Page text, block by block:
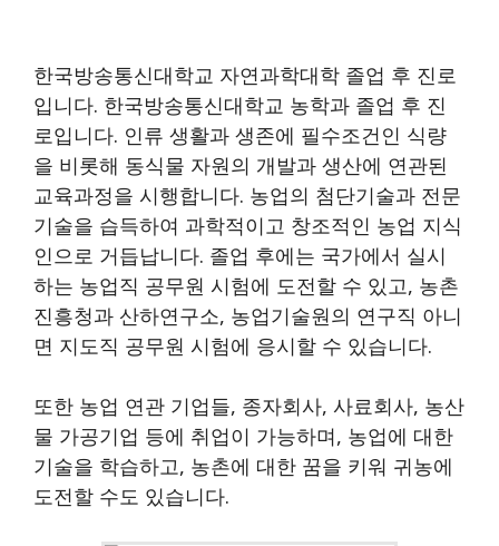
한국방송통신대학교 자연과학대학 졸업 후 진로
입니다. 한국방송통신대학교 농학과 졸업 후 진
로입니다. 인류 생활과 생존에 필수조건인 식량
을 비롯해 동식물 자원의 개발과 생산에 연관된
교육과정을 시행합니다. 농업의 첨단기술과 전문
기술을 습득하여 과학적이고 창조적인 농업 지식
인으로 거듭납니다. 졸업 후에는 국가에서 실시
하는 농업직 공무원 시험에 도전할 수 있고, 농촌
진흥청과 산하연구소, 농업기술원의 연구직 아니
면 지도직 공무원 시험에 응시할 수 있습니다.
또한 농업 연관 기업들, 종자회사, 사료회사, 농산
물 가공기업 등에 취업이 가능하며, 농업에 대한
기술을 학습하고, 농촌에 대한 꿈을 키워 귀농에
도전할 수도 있습니다.